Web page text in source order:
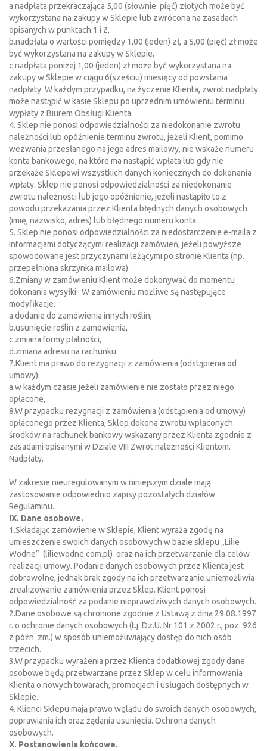
a.nadpłata przekraczająca 5,00 (słownie: pięć) złotych może być
wykorzystana na zakupy w Sklepie lub zwrócona na zasadach
opisanych w punktach 1 i 2,
b.nadpłata o wartości pomiędzy 1,00 (jeden) zł, a 5,00 (pięć) zł może
być wykorzystana na zakupy w Sklepie,
c.nadpłata poniżej 1,00 (jeden) zł może być wykorzystana na
zakupy w Sklepie w ciągu 6(sześciu) miesięcy od powstania
nadpłaty. W każdym przypadku, na życzenie Klienta, zwrot nadpłaty
może nastąpić w kasie Sklepu po uprzednim umówieniu terminu
wypłaty z Biurem Obsługi Klienta.
4. Sklep nie ponosi odpowiedzialności za niedokonanie zwrotu
należności lub opóźnienie terminu zwrotu, jeżeli Klient, pomimo
wezwania przesłanego na jego adres mailowy, nie wskaże numeru
konta bankowego, na które ma nastąpić wpłata lub gdy nie
przekaże Sklepowi wszystkich danych koniecznych do dokonania
wpłaty. Sklep nie ponosi odpowiedzialności za niedokonanie
zwrotu należności lub jego opóźnienie, jeżeli nastąpiło to z
powodu przekazania przez Klienta błędnych danych osobowych
(imię, nazwisko, adres) lub błędnego numeru konta.
5. Sklep nie ponosi odpowiedzialności za niedostarczenie e-maila z
informacjami dotyczącymi realizacji zamówień, jeżeli powyższe
spowodowane jest przyczynami leżącymi po stronie Klienta (np.
przepełniona skrzynka mailowa).
6.Zmiany w zamówieniu Klient może dokonywać do momentu
dokonania wysyłki . W zamówieniu możliwe są następujące
modyfikacje.
a.dodanie do zamówienia innych roślin,
b.usunięcie roślin z zamówienia,
c.zmiana formy płatności,
d.zmiana adresu na rachunku.
7.Klient ma prawo do rezygnacji z zamówienia (odstąpienia od
umowy):
a.w każdym czasie jeżeli zamówienie nie zostało przez niego
opłacone,
8.W przypadku rezygnacji z zamówienia (odstąpienia od umowy)
opłaconego przez Klienta, Sklep dokona zwrotu wpłaconych
środków na rachunek bankowy wskazany przez Klienta zgodnie z
zasadami opisanymi w Dziale VIII Zwrot należności Klientom.
Nadpłaty.
W zakresie nieuregulowanym w niniejszym dziale mają
zastosowanie odpowiednio zapisy pozostałych działów
Regulaminu.
IX. Dane osobowe.
1.Składając zamówienie w Sklepie, Klient wyraża zgodę na
umieszczenie swoich danych osobowych w bazie sklepu „Lilie
Wodne” (liliewodne.com.pl) oraz na ich przetwarzanie dla celów
realizacji umowy. Podanie danych osobowych przez Klienta jest
dobrowolne, jednak brak zgody na ich przetwarzanie uniemożliwia
zrealizowanie zamówienia przez Sklep. Klient ponosi
odpowiedzialność za podanie nieprawdziwych danych osobowych.
2.Dane osobowe są chronione zgodnie z Ustawą z dnia 29.08.1997
r. o ochronie danych osobowych (t.j. Dz.U. Nr 101 z 2002 r., poz. 926
z późn. zm.) w sposób uniemożliwiający dostęp do nich osób
trzecich.
3.W przypadku wyrażenia przez Klienta dodatkowej zgody dane
osobowe będą przetwarzane przez Sklep w celu informowania
Klienta o nowych towarach, promocjach i usługach dostępnych w
Sklepie.
4. Klienci Sklepu mają prawo wglądu do swoich danych osobowych,
poprawiania ich oraz żądania usunięcia. Ochrona danych
osobowych.
X. Postanowienia końcowe.